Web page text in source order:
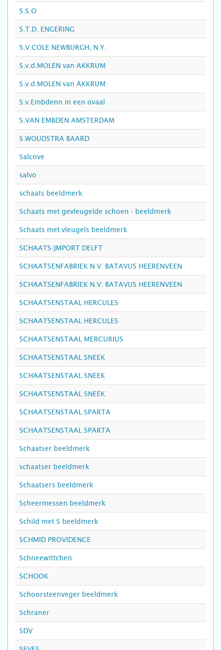
S.S.O
S.T.D. ENGERING
S.V.COLE NEWBURGH, N.Y.
S.v.d.MOLEN van AKKRUM
S.v.d.MOLEN van AKKRUM
S.v.Embdenn in een ovaal
S.VAN EMBDEN AMSTERDAM
S.WOUDSTRA BAARD
Salcove
salvo
schaats beeldmerk
Schaats met gevleugelde schoen - beeldmerk
Schaats met vleugels beeldmerk
SCHAATS-JMPORT DELFT
SCHAATSENFABRIEK N.V. BATAVUS HEERENVEEN
SCHAATSENFABRIEK N.V. BATAVUS HEERENVEEN
SCHAATSENSTAAL HERCULES
SCHAATSENSTAAL HERCULES
SCHAATSENSTAAL MERCURIUS
SCHAATSENSTAAL SNEEK
SCHAATSENSTAAL SNEEK
SCHAATSENSTAAL SNEEK
SCHAATSENSTAAL SPARTA
SCHAATSENSTAAL SPARTA
Schaatser beeldmerk
schaatser beeldmerk
Schaatsers beeldmerk
Scheermessen beeldmerk
Schild met S beeldmerk
SCHMID PROVIDENCE
Schneewittchen
SCHOOK
Schoorsteenveger beeldmerk
Schraner
SDV